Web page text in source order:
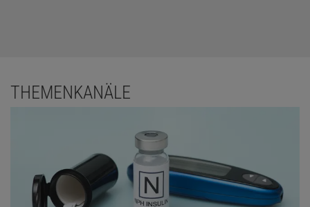
THEMENKANÄLE